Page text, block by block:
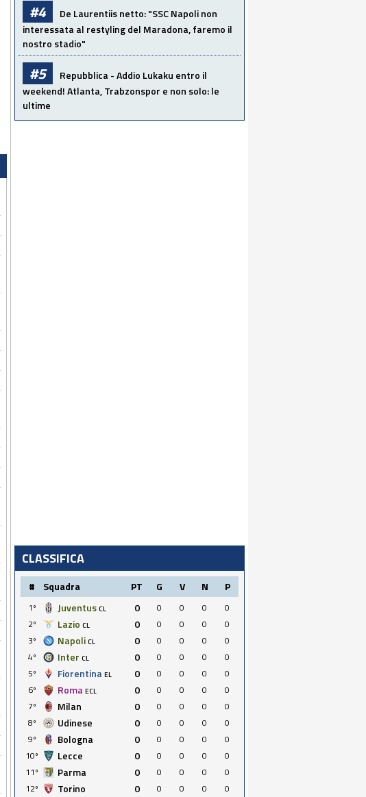
#4
De Laurentiis netto: "SSC Napoli non
interessata al restyling del Maradona, faremo il
nostro stadio"
#5
Repubblica - Addio Lukaku entro il
weekend! Atlanta, Trabzonspor e non solo: le
ultime
CLASSIFICA
# Squadra PT G V N P
1º Juventus CL 0 0 0 0
0
2º
Lazio CL 0 0 0 0
0
3º
Napoli CL 0 0 0 0
0
4º
Inter CL 0 0 0 0
0
5º
Fiorentina EL 0 0 0 0
0
6º
Roma ECL 0 0 0 0
0
7º
Milan 0 0 0 0
0
8º
Udinese 0 0 0 0
0
9º
Bologna 0 0 0 0
0
10º
Lecce 0 0 0 0
0
11º
Parma 0 0 0 0
0
12º
Torino 0 0 0 0 0